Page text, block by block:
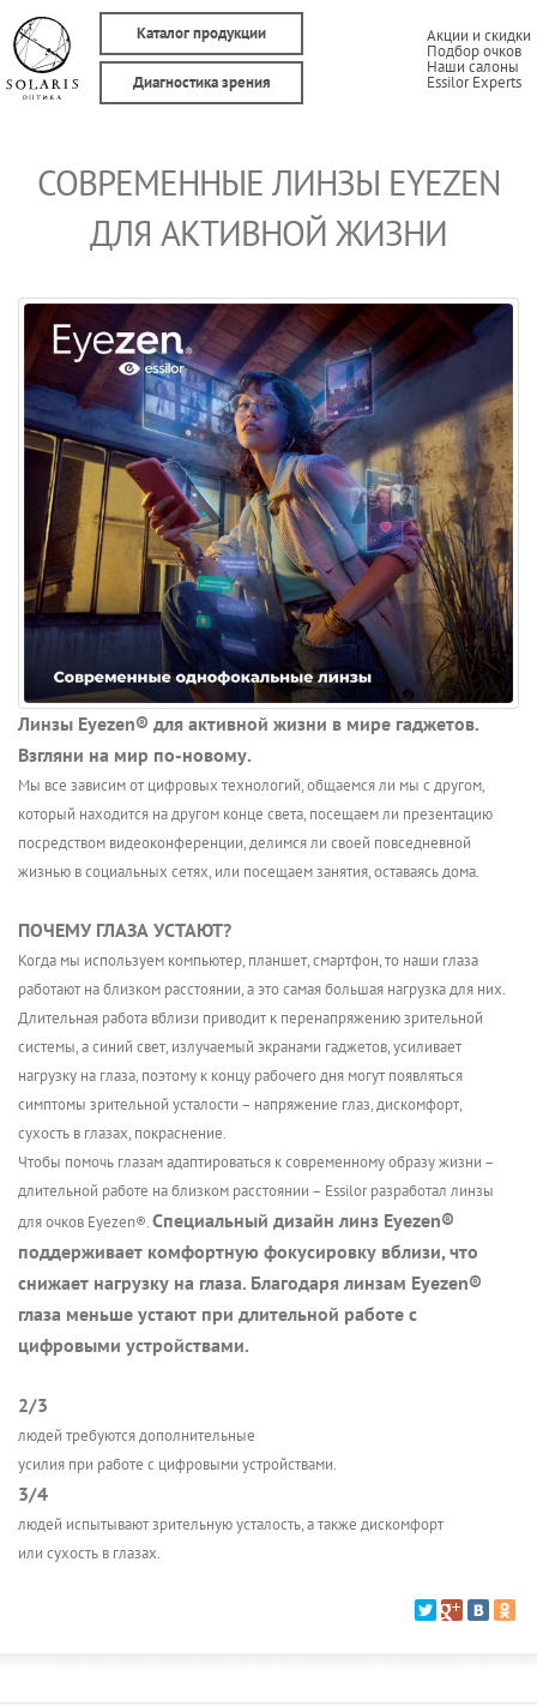
Каталог продукции Акции и скидки
Подбор очков
Наши салоны
Essilor Experts
Диагностика зрения
СОВРЕМЕННЫЕ ЛИНЗЫ EYEZEN
ДЛЯ АКТИВНОЙ ЖИЗНИ
Линзы Eyezen® для активной жизни в мире гаджетов.
Взгляни на мир по-новому.
Мы все зависим от цифровых технологий, общаемся ли мы с другом,
который находится на другом конце света, посещаем ли презентацию
посредством видеоконференции, делимся ли своей повседневной
жизнью в социальных сетях, или посещаем занятия, оставаясь дома.
ПОЧЕМУ ГЛАЗА УСТАЮТ?
Когда мы используем компьютер, планшет, смартфон, то наши глаза
работают на близком расстоянии, а это самая большая нагрузка для них.
Длительная работа вблизи приводит к перенапряжению зрительной
системы, а синий свет, излучаемый экранами гаджетов, усиливает
нагрузку на глаза, поэтому к концу рабочего дня могут появляться
симптомы зрительной усталости – напряжение глаз, дискомфорт,
сухость в глазах, покраснение.
Чтобы помочь глазам адаптироваться к современному образу жизни –
длительной работе на близком расстоянии – Essilor разработал линзы
для очков Eyezen®.Специальный дизайн линз Eyezen®
поддерживает комфортную фокусировку вблизи, что
снижает нагрузку на глаза. Благодаря линзам Eyezen®
глаза меньше устают при длительной работе с
цифровыми устройствами.
2/3
людей требуются дополнительные
усилия при работе с цифровыми устройствами.
3/4
людей испытывают зрительную усталость, а также дискомфорт
или сухость в глазах.